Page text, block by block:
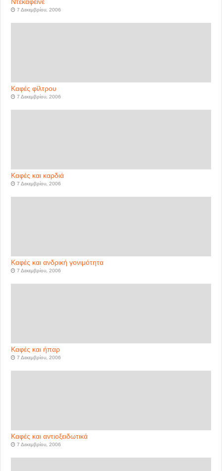
Ντεκαφεϊνέ
7 Δεκεμβρίου, 2006
Καφές φίλτρου
7 Δεκεμβρίου, 2006
Καφές και καρδιά
7 Δεκεμβρίου, 2006
Καφές και ανδρική γονιμότητα
7 Δεκεμβρίου, 2006
Καφές και ήπαρ
7 Δεκεμβρίου, 2006
Καφές και αντιοξειδωτικά
7 Δεκεμβρίου, 2006